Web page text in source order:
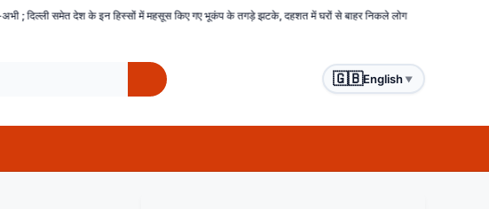
में महसूस किए गए भूकंप के तगड़े झटके, दहशत में घरों से बाहर निकले लोग बिहार : समस्तीपुर में हिंसक भीड़ ने चोरों को
🇬🇧English ▼